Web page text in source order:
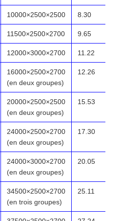
10000×2500×2500 8.30
11500×2500×2700 9.65
12000×3000×2700 11.22
16000×2500×2700
(en deux groupes)
12.26
20000×2500×2500
(en deux groupes)
15.53
24000×2500×2700
(en deux groupes)
17.30
24000×3000×2700
(en deux groupes)
20.05
34500×2500×2700
(en trois groupes)
25.11